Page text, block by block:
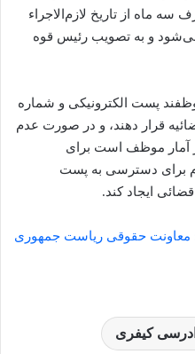
سه ماه از تاریخ لازم‌الاجراء
و به تصویب رئیس قوه
موظفند پست الکترونیکی و شماره
قرار دهند، و در صورت عدم
آمار موظف است برای
برای دسترسی به پست
ایجاد کند.
معاونت حقوقی ریاست جمهوری
کیفری